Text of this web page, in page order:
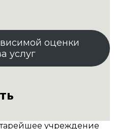
оценки
услуг
учреждение